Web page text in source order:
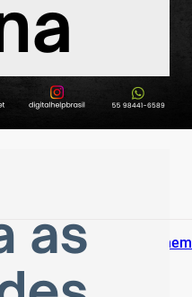
O Inter não está jogando nem
deveria estar jogando